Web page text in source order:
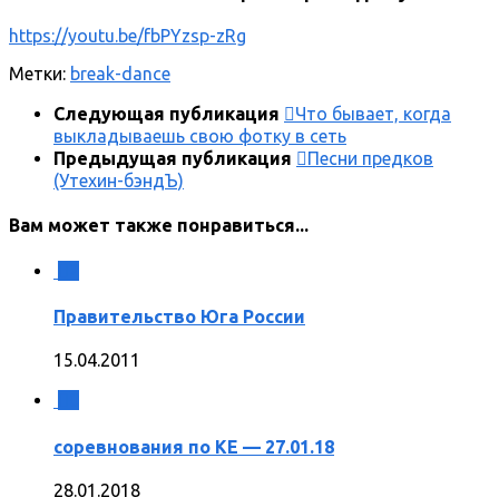
https://youtu.be/fbPYzsp-zRg
Метки: break-dance
Следующая публикация
Что бывает, когда
выкладываешь свою фотку в сеть
Предыдущая публикация
Песни предков
(Утехин-бэндЪ)
Вам может также понравиться...
Правительство Юга России
15.04.2011
соревнования по КЕ — 27.01.18
28.01.2018